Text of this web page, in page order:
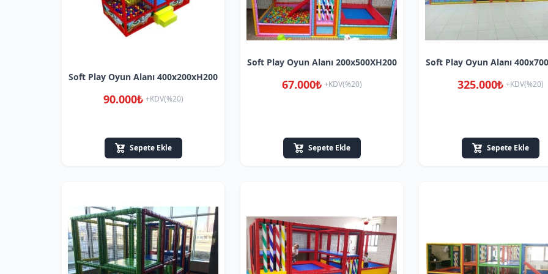
Soft Play Oyun Alanı 400x200xH200
90.000₺ +KDV(%20)
Sepete Ekle
Soft Play Oyun Alanı 200x500XH200
67.000₺ +KDV(%20)
Sepete Ekle
Soft Play Oyun Alanı
325.000₺ +KDV(%20)
Sepete Ekle